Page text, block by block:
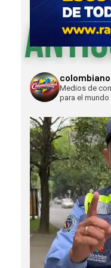
Medios de
para el mundo